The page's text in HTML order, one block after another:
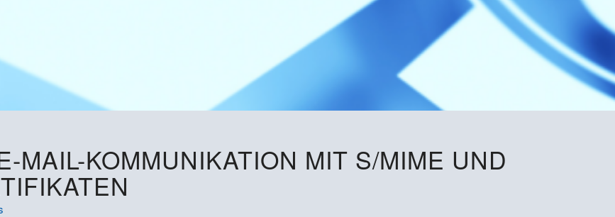
MAIL-KOMMUNIKATION MIT S/MIME UND